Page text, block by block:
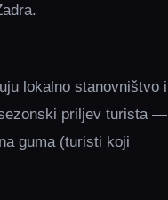
lokalno stanovništvo i
priljev turista —
guma (turisti koji